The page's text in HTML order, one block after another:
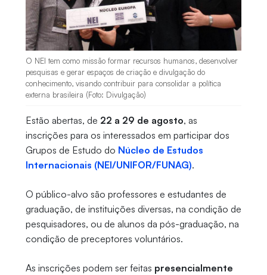
O NEI tem como missão formar recursos humanos, desenvolver
pesquisas e gerar espaços de criação e divulgação do
conhecimento, visando contribuir para consolidar a política
externa brasileira (Foto: Divulgação)
Estão abertas, de 22 a 29 de agosto, as
inscrições para os interessados em participar dos
Grupos de Estudo do Núcleo de Estudos
Internacionais (NEI/UNIFOR/FUNAG).
O público-alvo são professores e estudantes de
graduação, de instituições diversas, na condição de
pesquisadores, ou de alunos da pós-graduação, na
condição de preceptores voluntários.
As inscrições podem ser feitas presencialmente